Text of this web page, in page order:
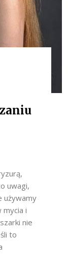
uwagi,
używamy
mycia i
nie
to